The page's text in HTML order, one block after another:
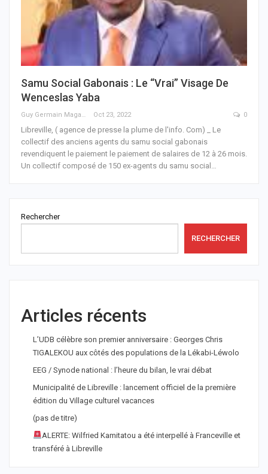
Samu Social Gabonais : Le “vrai” Visage De
Wenceslas Yaba
Guy Germain Maganga Nziengui Oct 23, 2022 0
Libreville, ( agence de presse la plume de l'info. Com) _ Le
collectif des anciens agents du samu social gabonais
revendiquent le paiement le paiement de salaires de 12 à 26 mois.
Un collectif composé de 150 ex-agents du samu social
Rechercher
RECHERCHER
Articles récents
L’UDB célèbre son premier anniversaire : Georges Chris
TIGALEKOU aux côtés des populations de la Lékabi-Léwolo
EEG / Synode national : l’heure du bilan, le vrai débat
Municipalité de Libreville : lancement officiel de la première
édition du Village culturel vacances
(pas de titre)
ALERTE: Wilfried Kamitatou a été interpellé à Franceville et
transféré à Libreville